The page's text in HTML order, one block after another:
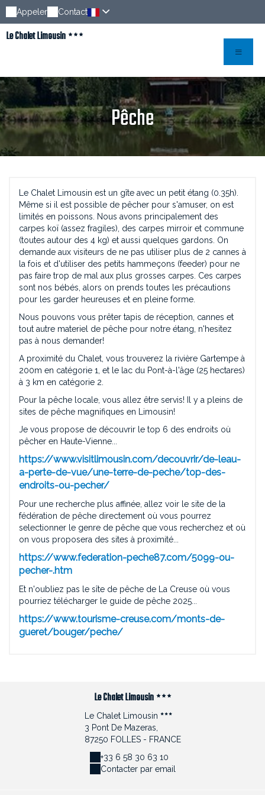
Appeler Contact
Le Chalet Limousin
Pêche
Le Chalet Limousin est un gîte avec un petit étang (0.35h).
Même si il est possible de pêcher pour s'amuser, on est
limités en poissons. Nous avons principalement des
carpes koï (assez fragiles), des carpes mirroir et commune
(toutes autour des 4 kg) et aussi quelques gardons. On
demande aux visiteurs de ne pas utiliser plus de 2 cannes à
la fois et d'utiliser des petits hammeçons (feeder) pour ne
pas faire trop de mal aux plus grosses carpes. Ces carpes
sont nos bébés, alors on prends toutes les précautions
pour les garder heureuses et en pleine forme.
Nous pouvons vous prêter tapis de réception, cannes et
tout autre materiel de pêche pour notre étang, n'hesitez
pas à nous demander!
A proximité du Chalet, vous trouverez la rivière Gartempe à
200m en catégorie 1, et le lac du Pont-à-l'âge (25 hectares)
à 3 km en catégorie 2.
Pour la pêche locale, vous allez être servis! Il y a pleins de
sites de pêche magnifiques en Limousin!
Je vous propose de découvrir le top 6 des endroits où
pêcher en Haute-Vienne...
https://www.visitlimousin.com/decouvrir/de-leau-
a-perte-de-vue/une-terre-de-peche/top-des-
endroits-ou-pecher/
Pour une recherche plus affinée, allez voir le site de la
fédération de pêche directement où vous pourrez
selectionner le genre de pêche que vous recherchez et où
on vous proposera des sites à proximité...
https://www.federation-peche87.com/5099-ou-
pecher-.htm
Et n'oubliez pas le sîte de pêche de La Creuse où vous
pourriez télécharger le guide de pêche 2025...
https://www.tourisme-creuse.com/monts-de-
gueret/bouger/peche/
Le Chalet Limousin
Le Chalet Limousin
3 Pont De Mazeras,
87250 FOLLES - FRANCE
+33 6 58 30 63 10
Contacter par email